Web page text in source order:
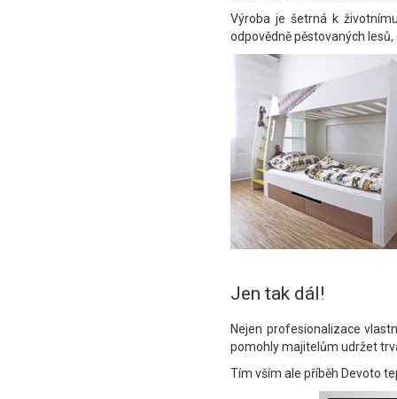
Výroba je šetrná k
odpovědně pěstovaných
Jen tak dál!
Nejen profesionalizace
pomohly majitelům udržet
Tím vším ale příběh Devoto